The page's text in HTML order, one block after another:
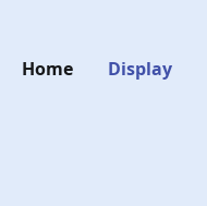
Home Display